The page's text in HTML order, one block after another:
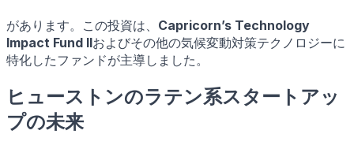
があります。この投資は、 Capricorn’s Technology
Impact Fund IIおよびその他の気候変動対策テクノロジーに
特化したファンドが主導しました。
ヒューストンのラテン系スタートアッ
プの未来